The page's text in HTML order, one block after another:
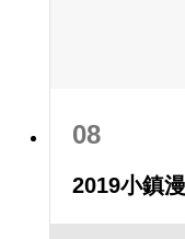
08
2019小鎮